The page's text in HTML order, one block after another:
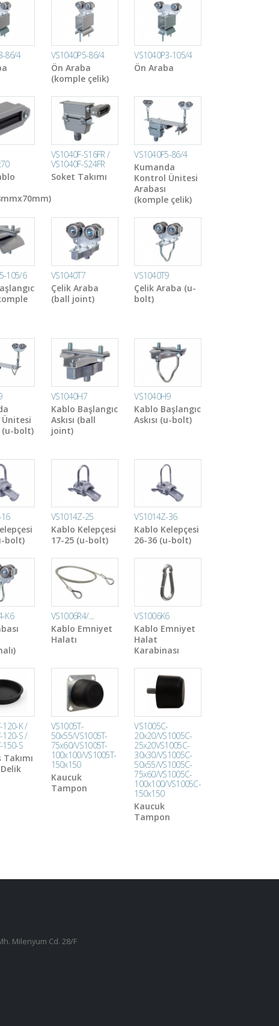
86/4
VS1040P5-86/4
Ön Araba
(komple çelik)
VS1040P3-105/4
Ön Araba
VS1040F-S16FR /
VS1040F-S24FR
Soket Takımı
VS1040F5-86/4
Kumanda
Kontrol Ünitesi
Arabası
(komple çelik)
105/6
VS1040T7
Çelik Araba
(ball joint)
VS1040T9
Çelik Araba (u-
bolt)
(u-bolt)
VS1040H7
Kablo Başlangıc
Askısı (ball
joint)
VS1040H9
Kablo Başlangıc
Askısı (u-bolt)
bolt)
VS1014Z-25
Kablo Kelepçesi
17-25 (u-bolt)
VS1014Z-36
Kablo Kelepçesi
26-36 (u-bolt)
K6
VS1006R4/....
Kablo Emniyet
Halatı
VS1006K6
Kablo Emniyet
Halat
Karabinası
120-K /
120-S /
150-S
VS1005T-
50x55/VS1005T-
75x60/VS1005T-
100x100/VS1005T-
150x150
Kaucuk
Tampon
VS1005C-
20x20/VS1005C-
25x20VS1005C-
30x30/VS1005C-
50x55/VS1005C-
75x60/VS1005C-
100x100/VS1005C-
150x150
Kaucuk
Tampon
Milenyum Cd. 28/F